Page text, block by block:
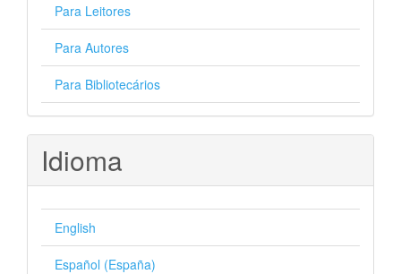
Para Leitores
Para Autores
Para Bibliotecários
Idioma
English
Español (España)